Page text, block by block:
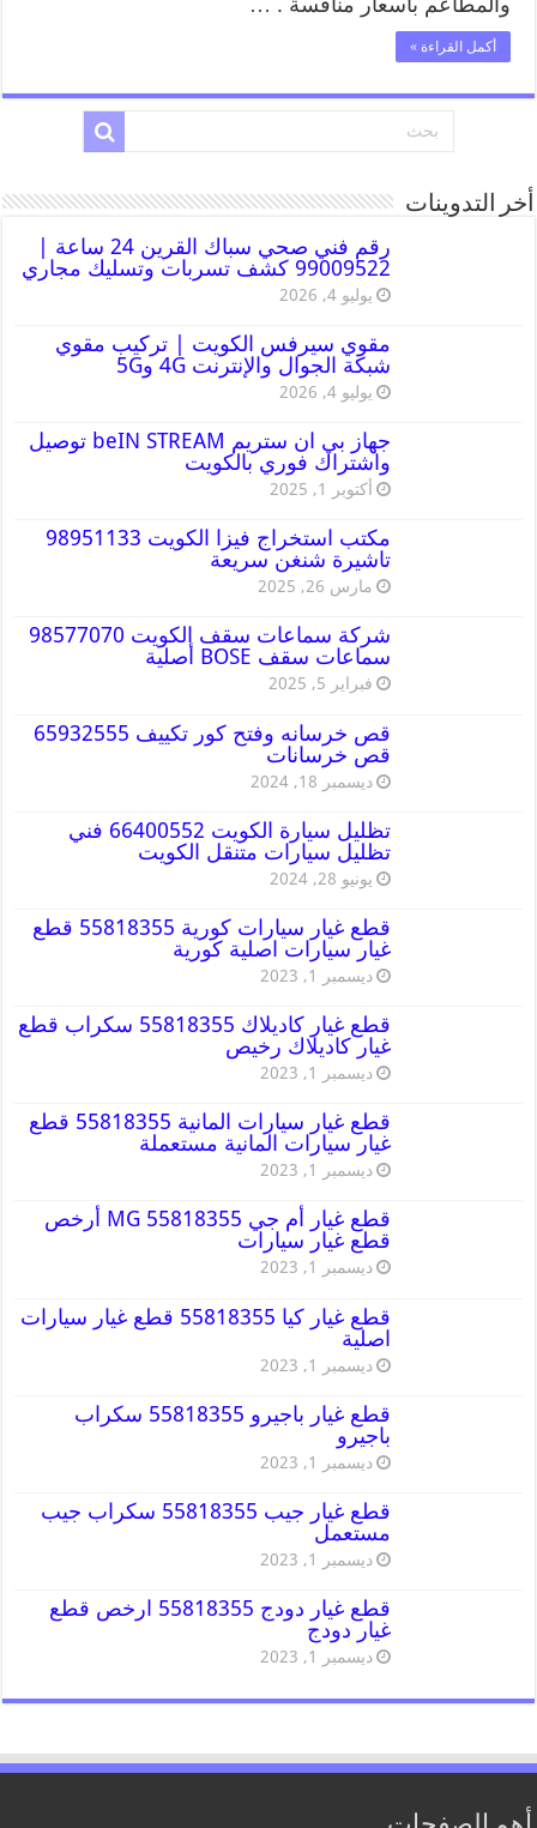
أكمل القراءة »
أخر التدوينات
رقم فني صحي سباك القرين 24 ساعة |
99009522 كشف تسربات وتسليك مجاري
يوليو 4, 2026
مقوي سيرفس الكويت | تركيب مقوي
شبكة الجوال والإنترنت 4G و5G
يوليو 4, 2026
جهاز بي ان ستريم beIN STREAM توصيل
واشتراك فوري بالكويت
أكتوبر 1, 2025
مكتب استخراج فيزا الكويت 98951133
تاشيرة شنغن سريعة
مارس 26, 2025
شركة سماعات سقف الكويت 98577070
سماعات سقف BOSE أصلية
فبراير 5, 2025
قص خرسانه وفتح كور تكييف 65932555
قص خرسانات
ديسمبر 18, 2024
تظليل سيارة الكويت 66400552 فني
تظليل سيارات متنقل الكويت
يونيو 28, 2024
قطع غيار سيارات كورية 55818355 قطع
غيار سيارات اصلية كورية
ديسمبر 1, 2023
قطع غيار كاديلاك 55818355 سكراب قطع
غيار كاديلاك رخيص
ديسمبر 1, 2023
قطع غيار سيارات المانية 55818355 قطع
غيار سيارات المانية مستعملة
ديسمبر 1, 2023
قطع غيار أم جي MG 55818355 أرخص
قطع غيار سيارات
ديسمبر 1, 2023
قطع غيار كيا 55818355 قطع غيار سيارات
اصلية
ديسمبر 1, 2023
قطع غيار باجيرو 55818355 سكراب
باجيرو
ديسمبر 1, 2023
قطع غيار جيب 55818355 سكراب جيب
مستعمل
ديسمبر 1, 2023
قطع غيار دودج 55818355 ارخص قطع
غيار دودج
ديسمبر 1, 2023